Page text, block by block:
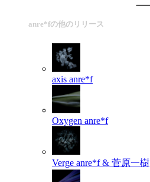
anre*fの他のリリース
axis anre*f
Oxygen anre*f
Verge anre*f & 菅原一樹